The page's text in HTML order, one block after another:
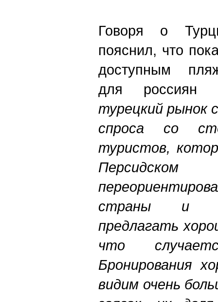
Говоря о
пояснил, что
доступным
для россиян
турецкий рынок
спроса со
туристов,
страны и
предлагать
что
Бронирования
видим очень